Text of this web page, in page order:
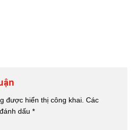
được hiển thị công khai. Các
dấu *